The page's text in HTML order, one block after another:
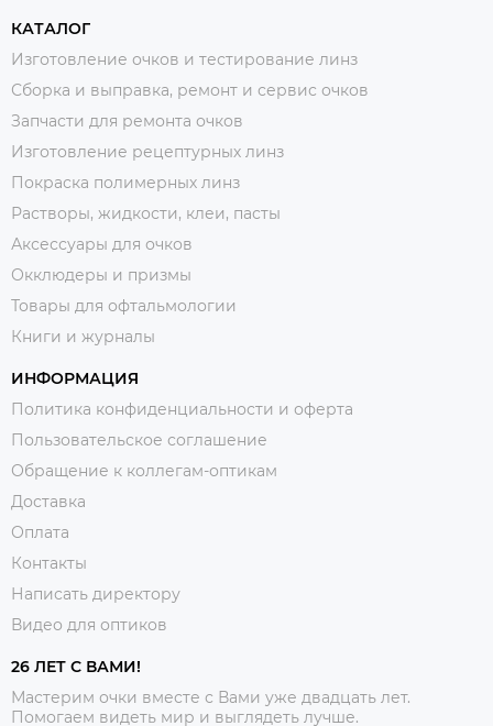
КАТАЛОГ
Изготовление очков и тестирование линз
Сборка и выправка, ремонт и сервис очков
Запчасти для ремонта очков
Изготовление рецептурных линз
Покраска полимерных линз
Растворы, жидкости, клеи, пасты
Аксессуары для очков
Окклюдеры и призмы
Товары для офтальмологии
Книги и журналы
ИНФОРМАЦИЯ
Политика конфиденциальности и оферта
Пользовательское соглашение
Обращение к коллегам-оптикам
Доставка
Оплата
Контакты
Написать директору
Видео для оптиков
26 ЛЕТ С ВАМИ!
Мастерим очки вместе с Вами уже двадцать лет.
Помогаем видеть мир и выглядеть лучше.